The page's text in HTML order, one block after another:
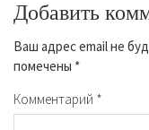
Добавить
Ваш адрес email не
помечены *
Комментарий *